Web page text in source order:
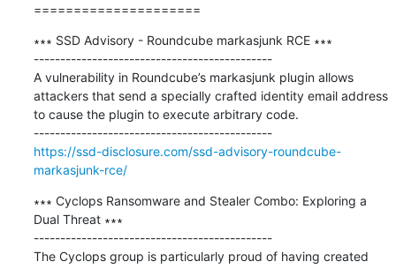
=====================
∗∗∗ SSD Advisory - Roundcube markasjunk RCE ∗∗∗
---------------------------------------------
A vulnerability in Roundcube’s markasjunk plugin allows
attackers that send a specially crafted identity email address
to cause the plugin to execute arbitrary code.
---------------------------------------------
https://ssd-disclosure.com/ssd-advisory-roundcube-
markasjunk-rce/
∗∗∗ Cyclops Ransomware and Stealer Combo: Exploring a
Dual Threat ∗∗∗
---------------------------------------------
The Cyclops group is particularly proud of having created